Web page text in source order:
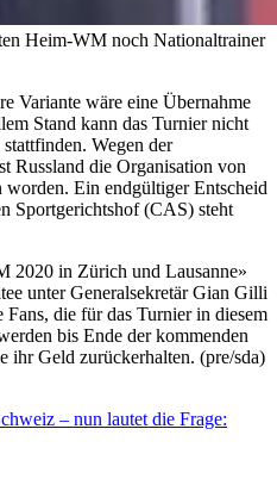
Heim-WM noch Nationaltrainer
Variante wäre eine Übernahme
Stand kann das Turnier nicht
Wegen der
Russland die Organisation von
worden. Ein endgültiger Entscheid
Sportgerichtshof (CAS) steht
2020 in Zürich und Lausanne»
unter Generalsekretär Gian Gilli
die für das Turnier in diesem
bis Ende der kommenden
ihr Geld zurückerhalten. (pre/sda)
– nun lautet die Frage: